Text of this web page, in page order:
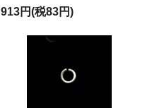
913円(税83円)